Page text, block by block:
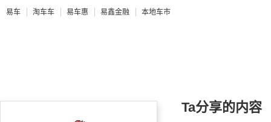
易车 淘车车 易车惠 易鑫金融 本地车市
Ta分享的内容